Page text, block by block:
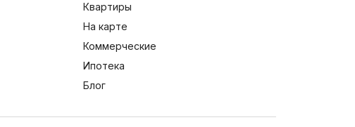
Квартиры
На карте
Коммерческие
Ипотека
Блог